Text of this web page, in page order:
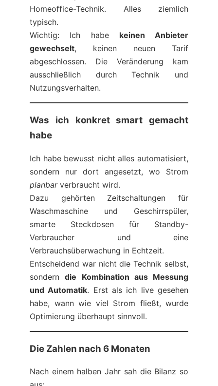
Homeoffice-Technik. Alles ziemlich
typisch.
Wichtig: Ich habe keinen Anbieter
gewechselt, keinen neuen Tarif
abgeschlossen. Die Veränderung kam
ausschließlich durch Technik und
Nutzungsverhalten.
Was ich konkret smart gemacht
habe
Ich habe bewusst nicht alles automatisiert,
sondern nur dort angesetzt, wo Strom
planbarverbraucht wird.
Dazu gehörten Zeitschaltungen für
Waschmaschine und Geschirrspüler,
smarte Steckdosen für Standby-
Verbraucher und eine
Verbrauchsüberwachung in Echtzeit.
Entscheidend war nicht die Technik selbst,
sonderndie Kombination aus Messung
und Automatik. Erst als ich live gesehen
habe, wann wie viel Strom fließt, wurde
Optimierung überhaupt sinnvoll.
Die Zahlen nach 6 Monaten
Nach einem halben Jahr sah die Bilanz so